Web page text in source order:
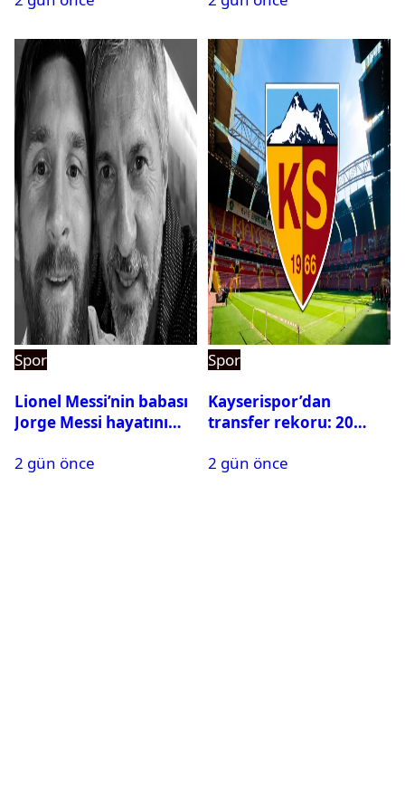
Spor
Lionel Messi’nin babası
Jorge Messi hayatını
2 gün önce
Spor
Kayserispor’dan
transfer rekoru: 20
2 gün önce